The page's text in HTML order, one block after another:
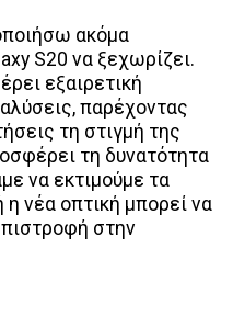
ακόμα
S20 να ξεχωρίζει.
εξαιρετική
παρέχοντας
τη στιγμή της
τη δυνατότητα
να εκτιμούμε τα
νέα οπτική μπορεί να
στην